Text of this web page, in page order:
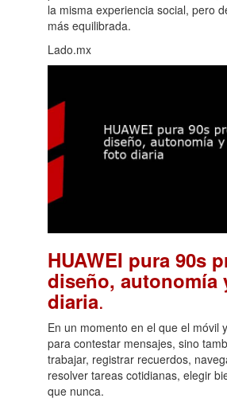
la misma experiencia social, pero
más equilibrada.
Lado.mx
HUAWEI pura 90s
diseño, autonomía
diaria.
En un momento en el que el móvil
para contestar mensajes, sino
trabajar, registrar recuerdos,
resolver tareas cotidianas, elegir
que nunca.